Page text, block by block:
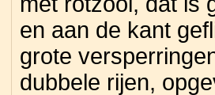
en aan de kant
grote
dubbele rijen,